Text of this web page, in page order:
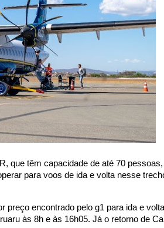
que têm capacidade de até 70
para voos de ida e volta nesse
encontrado pelo g1 para ida e
às 8h e às 16h05. Já o retorno de